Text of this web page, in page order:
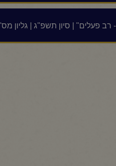
פעלים" | סיון תשפ"ג | גליון מס' 355...